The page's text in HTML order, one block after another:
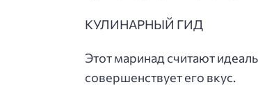
КУЛИНАРНЫЙ ГИД
Этот маринад считают
совершенствует его вкус.